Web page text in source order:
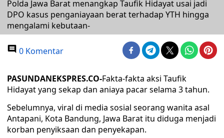
Polda Jawa Barat menangkap Taufik Hidayat usai jadi
DPO kasus penganiayaan berat terhadap YTH hingga
mengalami kebutaan-
0 Komentar
PASUNDANEKSPRES.CO-Fakta-fakta aksi Taufik
Hidayat yang sekap dan aniaya pacar selama 3 tahun.
Sebelumnya, viral di media sosial seorang wanita asal
Antapani, Kota Bandung, Jawa Barat itu diduga menjadi
korban penyiksaan dan penyekapan.